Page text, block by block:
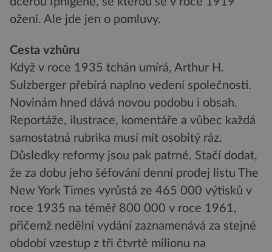
ožení. Ale jde jen o pomluvy.
Cesta vzhůru
Když v roce 1935 tchán umírá, Arthur H.
Sulzberger přebírá naplno vedení společnosti.
Novinám hned dává novou podobu i obsah.
Reportáže, ilustrace, komentáře a vůbec každá
samostatná rubrika musí mít osobitý ráz.
Důsledky reformy jsou pak patrné. Stačí dodat,
že za dobu jeho šéfování denní prodej listu The
New York Times vyrůstá ze 465 000 výtisků v
roce 1935 na téměř 800 000 v roce 1961,
přičemž nedělní vydání zaznamenává za stejné
období vzestup z tři čtvrtě milionu na